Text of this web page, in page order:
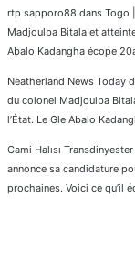
rtp sapporo88 dans Togo
Madjoulba Bitala et
Abalo Kadangha écope
Neatherland News Today
du colonel Madjoulba
l’État. Le Gle Abalo
Cami Halısı Transdinyester
annonce sa candidature
prochaines. Voici ce qu’il